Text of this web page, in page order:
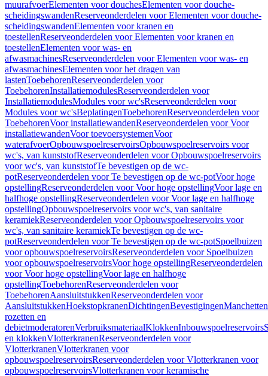
muurafvoerElementen voor douchesElementen voor douche-
scheidingswandenReserveonderdelen voor Elementen voor douche-
scheidingswandenElementen voor kranen en
toestellenReserveonderdelen voor Elementen voor kranen en
toestellenElementen voor was- en
afwasmachinesReserveonderdelen voor Elementen voor was- en
afwasmachinesElementen voor het dragen van
lastenToebehorenReserveonderdelen voor
ToebehorenInstallatiemodulesReserveonderdelen voor
InstallatiemodulesModules voor wc'sReserveonderdelen voor
Modules voor wc'sBeplatingenToebehorenReserveonderdelen voor
ToebehorenVoor installatiewandenReserveonderdelen voor Voor
installatiewandenVoor toevoersystemenVoor
waterafvoerOpbouwspoelreservoirsOpbouwspoelreservoirs voor
wc's, van kunststofReserveonderdelen voor Opbouwspoelreservoirs
voor wc's, van kunststofTe bevestigen op de wc-
potReserveonderdelen voor Te bevestigen op de wc-potVoor hoge
opstellingReserveonderdelen voor Voor hoge opstellingVoor lage en
halfhoge opstellingReserveonderdelen voor Voor lage en halfhoge
opstellingOpbouwspoelreservoirs voor wc's, van sanitaire
keramiekReserveonderdelen voor Opbouwspoelreservoirs voor
wc's, van sanitaire keramiekTe bevestigen op de wc-
potReserveonderdelen voor Te bevestigen op de wc-potSpoelbuizen
voor opbouwspoelreservoirsReserveonderdelen voor Spoelbuizen
voor opbouwspoelreservoirsVoor hoge opstellingReserveonderdelen
voor Voor hoge opstellingVoor lage en halfhoge
opstellingToebehorenReserveonderdelen voor
ToebehorenAansluitstukkenReserveonderdelen voor
AansluitstukkenHoekstopkranenDichtingenBevestigingenManchetten
rozetten en
debietmoderatorenVerbruiksmateriaalKlokkenInbouwspoelreservoirs
en klokkenVlotterkranenReserveonderdelen voor
VlotterkranenVlotterkranen voor
opbouwspoelreservoirsReserveonderdelen voor Vlotterkranen voor
opbouwspoelreservoirsVlotterkranen voor keramische